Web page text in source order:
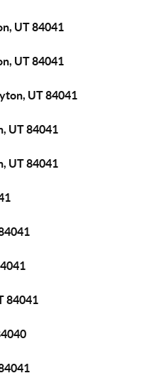
UT 84041
UT 84041
UT 84041
UT 84041
UT 84041
84041